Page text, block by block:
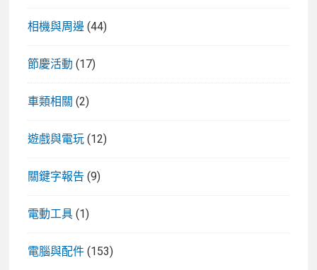
相機與周邊 (44)
節慶活動 (17)
車類相關 (2)
遊戲與電玩 (12)
關鍵字報告 (9)
電動工具 (1)
電腦與配件 (153)